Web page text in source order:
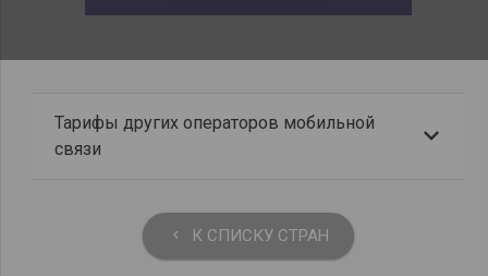
Тарифы других операторов мобильной
связи
keyboard_arrow_left К СПИСКУ СТРАН